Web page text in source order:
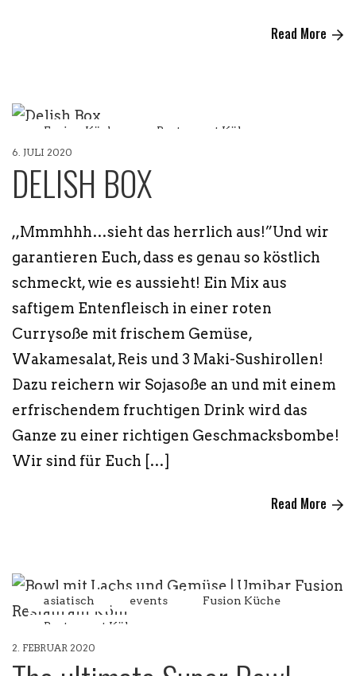
Read More
Fusion Küche Restaurant Köln
6. JULI 2020
DELISH BOX
,,Mmmhhh…sieht das herrlich aus!”Und wir
garantieren Euch, dass es genau so köstlich
schmeckt, wie es aussieht! Ein Mix aus
saftigem Entenfleisch in einer roten
Currysoße mit frischem Gemüse,
Wakamesalat, Reis und 3 Maki-Sushirollen!
Dazu reichern wir Sojasoße an und mit einem
erfrischendem fruchtigen Drink wird das
Ganze zu einer richtigen Geschmacksbombe!
Wir sind für Euch […]
Read More
asiatisch events
Fusion Küche
Restaurant Köln
2. FEBRUAR 2020